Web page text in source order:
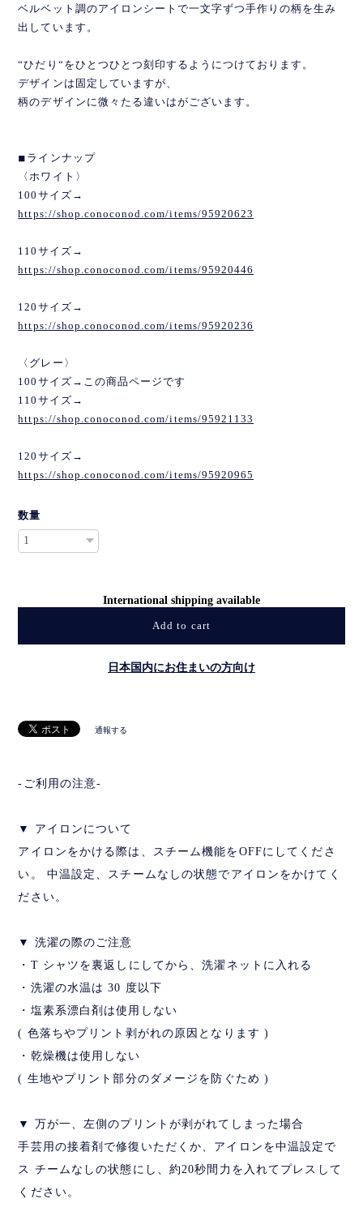
ベルベット調のアイロンシートで一文字ずつ手作りの柄を生み
出しています。
“ひだり“をひとつひとつ刻印するようにつけております。
デザインは固定していますが、
柄のデザインに微々たる違いはがございます。
◾︎ラインナップ
〈ホワイト〉
100サイズ→
https://shop.conoconod.com/items/95920623
110サイズ→
https://shop.conoconod.com/items/95920446
120サイズ→
https://shop.conoconod.com/items/95920236
〈グレー〉
100サイズ→この商品ページです
110サイズ→
https://shop.conoconod.com/items/95921133
120サイズ→
https://shop.conoconod.com/items/95920965
数量
International shipping available
Add to cart
日本国内にお住まいの方向け
通報する
-ご利用の注意-
▼ アイロンについて
アイロンをかける際は、スチーム機能をOFFにしてくださ
い。 中温設定、スチームなしの状態でアイロンをかけてく
ださい。
▼ 洗濯の際のご注意
・T シャツを裏返しにしてから、洗濯ネットに入れる
・洗濯の水温は 30 度以下
・塩素系漂白剤は使用しない
( 色落ちやプリント剥がれの原因となります )
・乾燥機は使用しない
( 生地やプリント部分のダメージを防ぐため )
▼ 万が一、左側のプリントが剥がれてしまった場合
手芸用の接着剤で修復いただくか、アイロンを中温設定で
ス チームなしの状態にし、約20秒間力を入れてプレスして
ください。